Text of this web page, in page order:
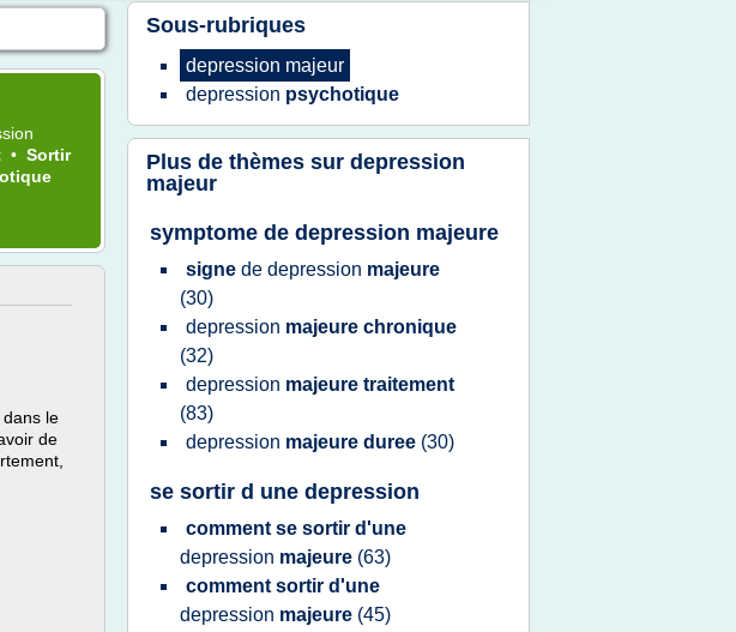
• Sortir
le
de
Sous-rubriques
depression majeur
depression psychotique
Plus de thèmes sur depression
majeur
symptome de depression majeure
signe de depression majeure
(30)
depression majeure chronique
(32)
depression majeure traitement
(83)
depression majeure duree (30)
se sortir d une depression
comment se sortir d'une
depression majeure (63)
comment sortir d'une
depression majeure (45)